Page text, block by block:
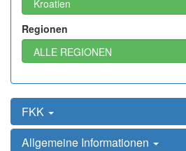
Regionen
FKK
Allgemeine Informationen